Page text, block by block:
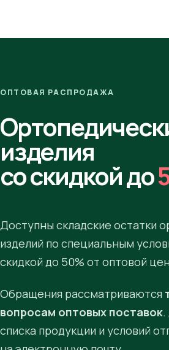
ОПТОВАЯ РАСПРОДАЖА
изделия
со скидкой до
Доступны складские остатки
изделий по специальным
скидкой до 50% от оптовой
Обращения рассматриваются
вопросам оптовых поставок.
списка продукции и условий